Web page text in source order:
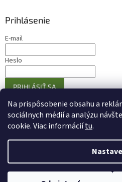
Na prispôsobenie obsahu a
sociálnych médií a analýzu
cookie. Viac informáciítu.
Prihlásenie
E-mail
Heslo
PRIHLÁSIŤ SA
Nová registráciaZabudnuté heslo
Copyright 2026Eshop